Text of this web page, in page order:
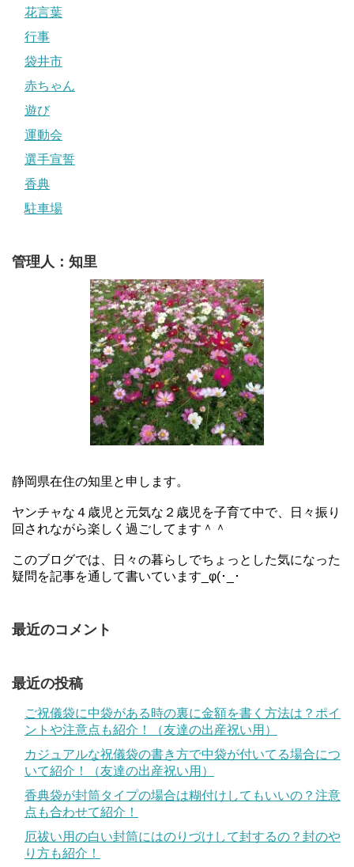
花言葉
行事
袋井市
赤ちゃん
遊び
運動会
選手宣誓
香典
駐車場
管理人：知里
静岡県在住の知里と申します。
ヤンチャな４歳児と元気な２歳児を子育て中で、日々振り
回されながら楽しく過ごしてます＾＾
このブログでは、日々の暮らしでちょっとした気になった
疑問を記事を通して書いています_φ(･_･
最近のコメント
最近の投稿
ご祝儀袋に中袋がある時の裏に金額を書く方法は？ポイ
ントや注意点も紹介！（友達の出産祝い用）
カジュアルな祝儀袋の書き方で中袋が付いてる場合につ
いて紹介！（友達の出産祝い用）
香典袋が封筒タイプの場合は糊付けしてもいいの？注意
点も合わせて紹介！
厄祓い用の白い封筒にはのりづけして封するの？封のや
り方も紹介！